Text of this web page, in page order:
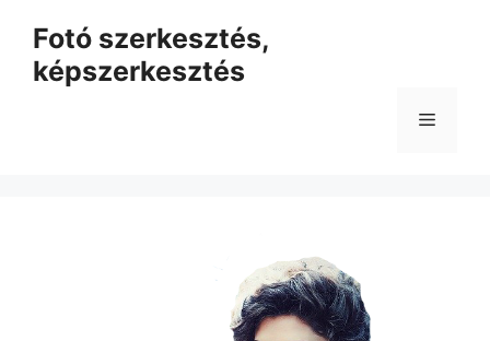
tartalomba
Fotó szerkesztés,
képszerkesztés
Menü